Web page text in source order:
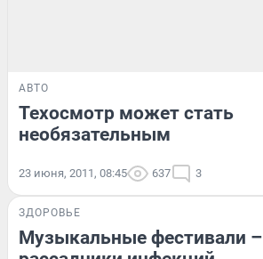
АВТО
Техосмотр может стать
необязательным
23 июня, 2011, 08:45 637 3
ЗДОРОВЬЕ
Музыкальные фестивали –